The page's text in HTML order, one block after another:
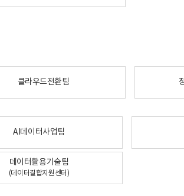
클라우드전환팀
AI데이터사업팀
데이터활용기술팀
(데이터결합지원센터)